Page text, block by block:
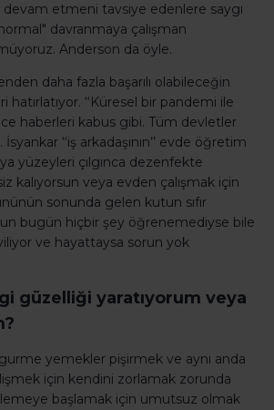
etmeni tavsiye edenlere saygı
davranmaya çalışman
Anderson da öyle.
daha fazla başarılı olabileceğin
hatırlatıyor. ‘‘Küresel bir pandemi ile
haberleri kabus gibi. Tüm devletler
İsyankar ‘‘iş arkadaşının’’ evde öğretim
yüzeyleri çılgınca dezenfekte
kalıyorsun veya evden çalışmak için
sonunda gelen kutun sıfır
bugün hiçbir şey öğrenemediyse bile
ve hayattaysa sorun yok
güzelliği yaratıyorum veya
yemekler pişirmek ve aynı anda
için kendini zorlamak zorunda
başlamak için umutsuz olmak